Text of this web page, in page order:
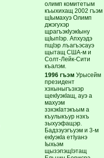
олимп комитетым
къыхихащ 2002 гъэм
щIымахуэ Олимп
джэгухэр
щрагъэкIуэкIыну
щIыпIэр. Апхуэдэ
пщIэр лъагъэсауэ
щытащ США-м и
Солт-Лейк-Сити
къалэм.
1996 гъэм Урысейм
президент
хэхыныгъэхэр
щекIуэкIащ, ауэ а
махуэм
зэхэкIатэкъым а
къулыкъур нэхъ
зыхуэфащэр.
Бадзэуэгъуэм и 3-м
екIуэкIа етIуанэ
Iыхьэм
щызэпэщIэтащ